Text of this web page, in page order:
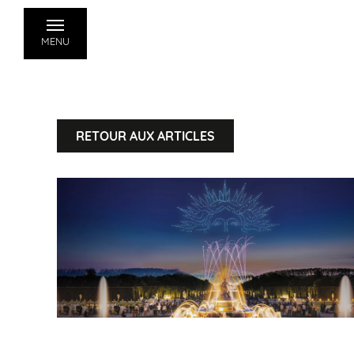
MENU
RETOUR AUX ARTICLES